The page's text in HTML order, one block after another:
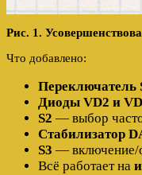
Рис. 1.
Что добавлено:
Переключатель
Диоды VD2 и
S2 — выбор
Стабилизатор
S3 — включение/
Всё работает на